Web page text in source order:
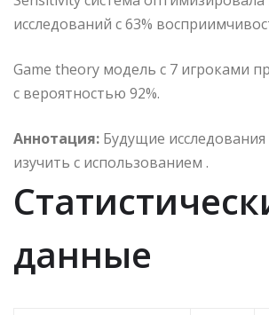
исследований с 63%
Game theory модель с 7 игроками
с вероятностью 92%.
Аннотация: Будущие
изучить с использованием .
данные